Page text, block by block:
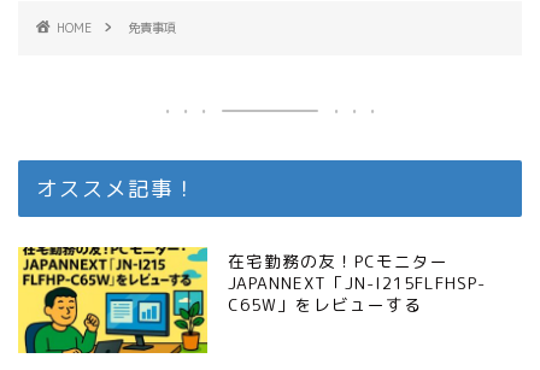
HOME 免責事項
オススメ記事！
在宅勤務の友！PCモニター
JAPANNEXT「JN-I215FLFHSP-
C65W」をレビューする